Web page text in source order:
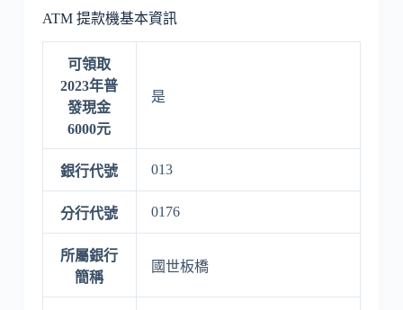
ATM 提款機基本資訊
可領取
2023年普
發現金
6000元
是
銀行代號 013
分行代號 0176
所屬銀行
簡稱
國世板橋